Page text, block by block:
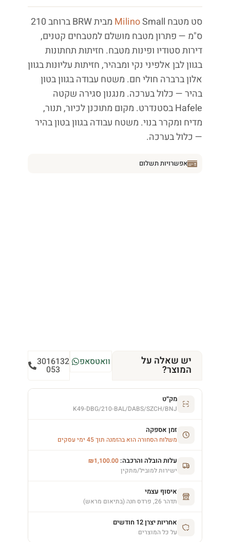
סט מטבח Milino
Small מבית BRW ברוחב 210
ס"מ — פתרון מטבח מושלם למטבחים קטנים,
דירות סטודיו ופינות מטבח. חזיתות תחתונות
בגוון לבן אלפיני נקי ומבהיר, חזיתות עליונות בגוון
אלון ברברה חולי חם. משטח עבודה בגוון בטון
בהיר — כלול בערכה. מנגנון סגירה שקטה
Hafele בסטנדרט. מקום מתוכנן לכיור, תנור,
מדיח ומקרר בנוי. משטח עבודה בגוון בטון בהיר
— כלול בערכה.
אפשרויות תשלום
יש שאלה על
המוצר?
וואטסאפ 3016132
053
מק״ט
K49-DBG/210-BAL/DABS/SZCH/BNJ
זמן אספקה
משלוח הסחורה הוא בהזמנה תוך 45 ימי עסקים
עלות הובלה והרכבה: ₪1,100.00
ישירות למוביל/מתקין
איסוף עצמי
תדהר 26, פרדס חנה (בתיאום מראש)
אחריות יצרן 12 חודשים
על כל המוצרים